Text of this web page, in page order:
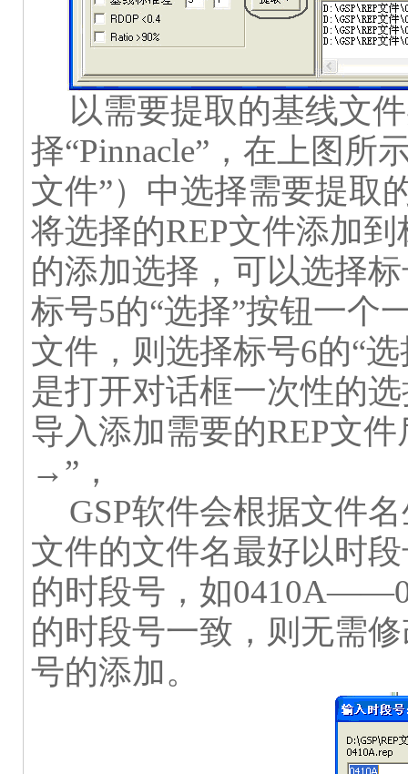
以需要提取的基线文
择“Pinnacle”，在上图所
文件”）中选择需要提取
将选择的REP文件添加到
的添加选择，可以选择
标号5的“选择”按钮一个
文件，则选择标号6的“
是打开对话框一次性的
导入添加需要的REP文件
→”，
GSP软件会根据文件
文件的文件名最好以时
的时段号，如0410A——
的时段号一致，则无需
号的添加。